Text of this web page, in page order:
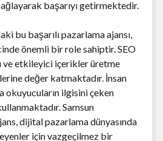
başarıyı getirmektedir.
bu başarılı pazarlama ajansı,
önemli bir role sahiptir. SEO
ve etkileyici içerikler üretme
değer katmaktadır. İnsan
okuyucuların ilgisini çeken
Samsun
dijital pazarlama dünyasında
için vazgeçilmez bir